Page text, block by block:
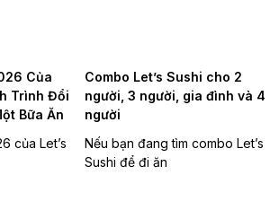
Của
Trình Đổi
Bữa Ăn
của Let’s
Combo Let’s Sushi cho 2
người, 3 người, gia đình và 4
người
Nếu bạn đang tìm combo Let’s
Sushi để đi ăn